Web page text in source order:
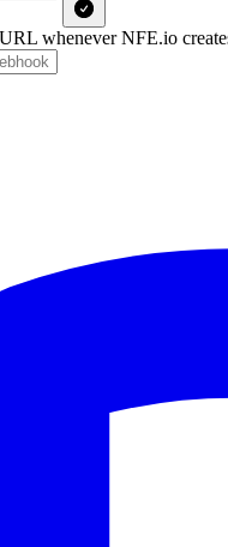
whenever NFE.io